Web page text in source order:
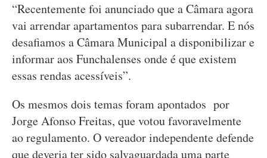
“Recentemente foi anunciado que a Câmara agora
vai arrendar apartamentos para subarrendar. E nós
desafiamos a Câmara Municipal a disponibilizar e
informar aos Funchalenses onde é que existem
essas rendas acessíveis”.
Os mesmos dois temas foram apontados por
Jorge Afonso Freitas, que votou favoravelmente
ao regulamento. O vereador independente defende
que deveria ter sido salvaguardada uma parte